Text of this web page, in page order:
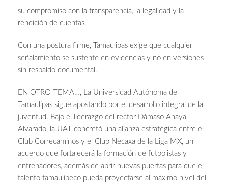
su compromiso con la transparencia, la legalidad y la
rendición de cuentas.
Con una postura firme, Tamaulipas exige que cualquier
señalamiento se sustente en evidencias y no en versiones
sin respaldo documental.
EN OTRO TEMA…, La Universidad Autónoma de
Tamaulipas sigue apostando por el desarrollo integral de la
juventud. Bajo el liderazgo del rector Dámaso Anaya
Alvarado, la UAT concretó una alianza estratégica entre el
Club Correcaminos y el Club Necaxa de la Liga MX, un
acuerdo que fortalecerá la formación de futbolistas y
entrenadores, además de abrir nuevas puertas para que el
talento tamaulipeco pueda proyectarse al máximo nivel del